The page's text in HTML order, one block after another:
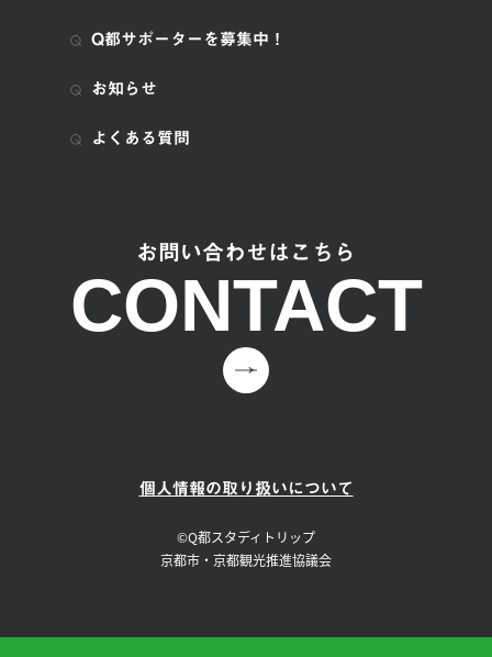
Q都サポーターを募集中！
お知らせ
よくある質問
お問い合わせはこちら
CONTACT
個人情報の取り扱いについて
©Q都スタディトリップ
京都市・京都観光推進協議会